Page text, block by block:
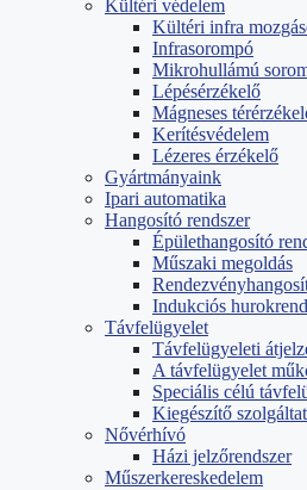
Kültéri védelem
Kültéri infra
Infrasorompó
Mikrohullámú
Lépésérzékelő
Mágneses
Kerítésvédelem
Lézeres érzékelő
Gyártmányaink
Ipari automatika
Hangosító rendszer
Épülethangosító
Műszaki megoldás
Indukciós
Távfelügyelet
Távfelügyeleti
A távfelügyelet
Speciális célú
Kiegészítő
Nővérhívó
Házi jelzőrendszer
Műszerkereskedelem